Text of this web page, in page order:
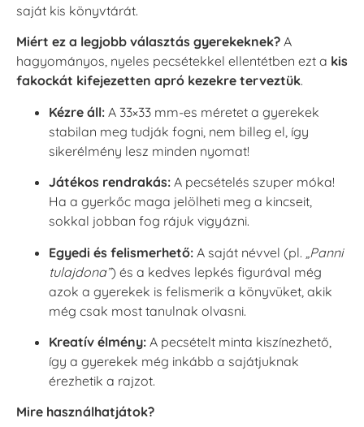
saját kis könyvtárát.
Miért ez a legjobb választás gyerekeknek? A
hagyományos, nyeles pecsétekkel ellentétben ezt a kis
fakockát kifejezetten apró kezekre terveztük.
Kézre áll: A 33×33 mm-es méretet a gyerekek
stabilan meg tudják fogni, nem billeg el, így
sikerélmény lesz minden nyomat!
Játékos rendrakás: A pecsételés szuper móka!
Ha a gyerkőc maga jelölheti meg a kincseit,
sokkal jobban fog rájuk vigyázni.
Egyedi és felismerhető: A saját névvel (pl. „Panni
tulajdona”) és a kedves lepkés figurával még
azok a gyerekek is felismerik a könyvüket, akik
még csak most tanulnak olvasni.
Kreatív élmény: A pecsételt minta kiszínezhető,
így a gyerekek még inkább a sajátjuknak
érezhetik a rajzot.
Mire használhatjátok?